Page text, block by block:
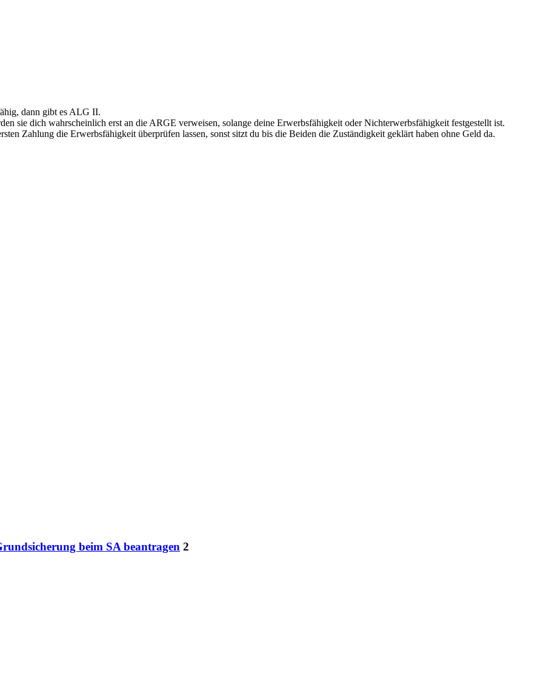
dann gibt es ALG II.
sie dich wahrscheinlich erst an die ARGE verweisen, solange deine Erwerbsfähigkeit oder Nichterwerbsfähigkeit festgestellt ist.
Zahlung die Erwerbsfähigkeit überprüfen lassen, sonst sitzt du bis die Beiden die Zuständigkeit geklärt haben ohne Geld da.
beim SA beantragen 2